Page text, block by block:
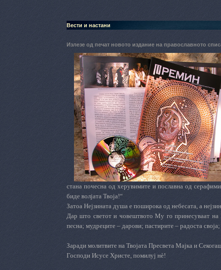
Вести и настани
Излезе од печат новото издание на православното
стана почесна од херувимите и пославна од
биде волјата Твоја!“
Затоа Нејзината душа е поширока од небесата, а
Дар што светот и човештвото Му го принесуваат на
песна; мудреците – дарови; пастирите – радоста
Заради молитвите на Твојата Пресвета Мајка и
Господи Исусе Христе, помилуј нè!